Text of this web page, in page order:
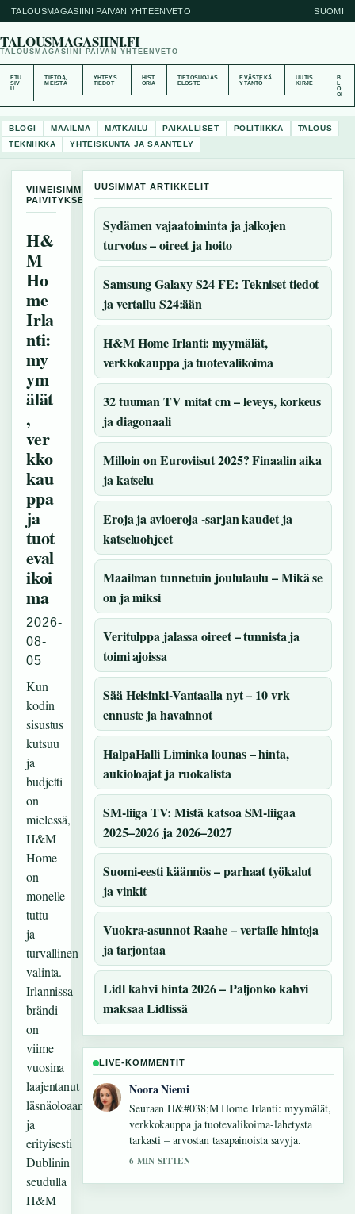
TALOUSMAGASIINI PAIVAN YHTEENVETO SUOMI
TALOUSMAGASIINI.FI
TALOUSMAGASIINI PAIVAN YHTEENVETO
ETU
SIV
U
TIETOA
MEISTÄ
YHTEYS
TIEDOT
HIST
ORIA
TIETOSUOJAS
ELOSTE
EVÄSTEKÄ
YTÄNTÖ
UUTIS
KIRJE
B
O
GI
BLOGI MAAILMA MATKAILU PAIKALLISET POLITIIKKA
TALOUS
TEKNIIKKA
YHTEISKUNTA JA SÄÄNTELY
VIIMEISIMMAT
PAIVITYKSET
H&
M
Ho
me
Irla
nti:
my
ym
älät
,
ver
kko
kau
ppa
ja
tuot
eval
ikoi
ma
2026-
08-
05
Kun
kodin
sisustus
kutsuu
ja
budjetti
on
mielessä,
H&M
Home
on
monelle
tuttu
ja
turvallinen
valinta.
Irlannissa
brändi
on
viime
vuosina
laajentanut
läsnäoloaan,
ja
erityisesti
Dublinin
seudulla
H&M
UUSIMMAT ARTIKKELIT
Sydämen vajaatoiminta ja jalkojen
turvotus – oireet ja hoito
Samsung Galaxy S24 FE: Tekniset tiedot
ja vertailu S24:ään
H&M Home Irlanti: myymälät,
verkkokauppa ja tuotevalikoima
32 tuuman TV mitat cm – leveys, korkeus
ja diagonaali
Milloin on Euroviisut 2025? Finaalin aika
ja katselu
Eroja ja avioeroja -sarjan kaudet ja
katseluohjeet
Maailman tunnetuin joululaulu – Mikä se
on ja miksi
Veritulppa jalassa oireet – tunnista ja
toimi ajoissa
Sää Helsinki-Vantaalla nyt – 10 vrk
ennuste ja havainnot
HalpaHalli Liminka lounas – hinta,
aukioloajat ja ruokalista
SM-liiga TV: Mistä katsoa SM-liigaa
2025–2026 ja 2026–2027
Suomi-eesti käännös – parhaat työkalut
ja vinkit
Vuokra-asunnot Raahe – vertaile hintoja
ja tarjontaa
Lidl kahvi hinta 2026 – Paljonko kahvi
maksaa Lidlissä
LIVE-KOMMENTIT
Noora Niemi
Seuraan H&#038;M Home Irlanti: myymälät,
verkkokauppa ja tuotevalikoima-lahetysta
tarkasti – arvostan tasapainoista savyja.
6 MIN SITTEN